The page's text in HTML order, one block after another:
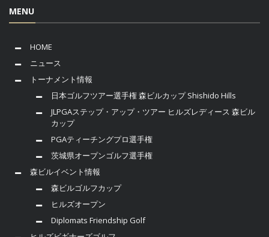
MENU
HOME
ニュース
トーナメント情報
日本ゴルフツアー選手権 森ビルカップ Shishido Hills
JLPGAステップ・アップ・ツアー ヒルズレディース 森ビル
カップ
PGAティーチングプロ選手権
茨城県オープンゴルフ選手権
森ビルイベント情報
森ビルゴルフカップ
ヒルズオープン
Diplomats Friendship Golf